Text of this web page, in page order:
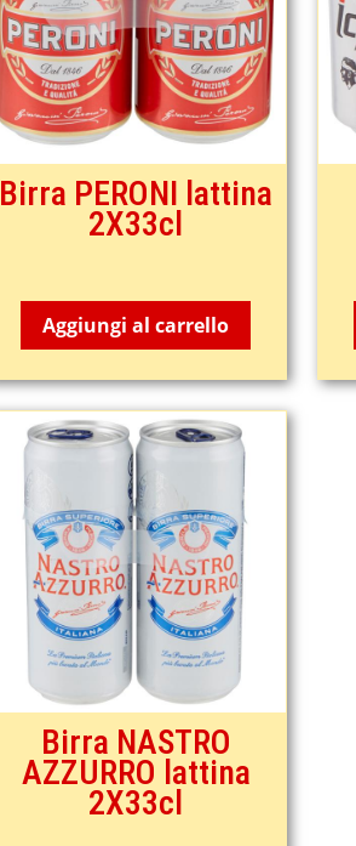
Birra PERONI lattina
2X33cl
Aggiungi al carrello
Birra NASTRO
AZZURRO lattina
2X33cl